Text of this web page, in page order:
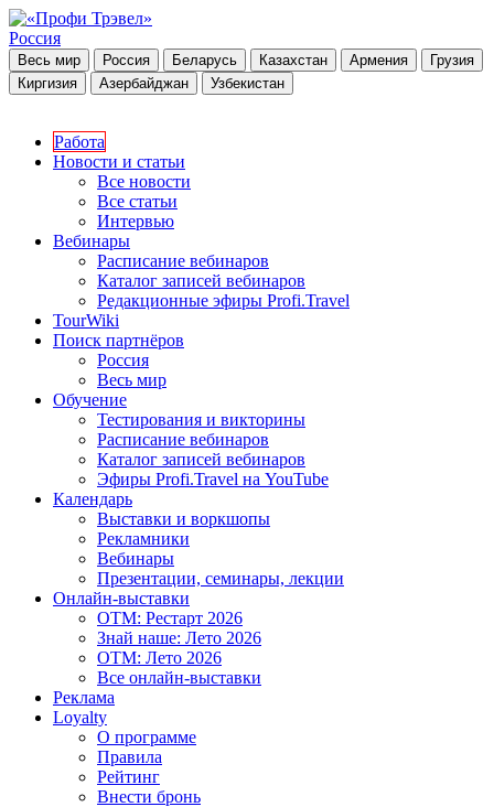
Россия
Весь мир Россия Беларусь Казахстан Армения
Грузия
Киргизия
Азербайджан Узбекистан
Работа
Новости и статьи
Все новости
Все статьи
Интервью
Вебинары
Расписание вебинаров
Каталог записей вебинаров
Редакционные эфиры Profi.Travel
TourWiki
Поиск партнёров
Россия
Весь мир
Обучение
Тестирования и викторины
Расписание вебинаров
Каталог записей вебинаров
Эфиры Profi.Travel на YouTube
Календарь
Выставки и воркшопы
Рекламники
Вебинары
Презентации, семинары, лекции
Онлайн-выставки
OTM: Рестарт 2026
Знай наше: Лето 2026
OTM: Лето 2026
Все онлайн-выставки
Реклама
Loyalty
О программе
Правила
Рейтинг
Внести бронь